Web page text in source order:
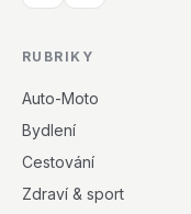
RUBRIKY
Auto-Moto
Bydlení
Cestování
Zdraví & sport